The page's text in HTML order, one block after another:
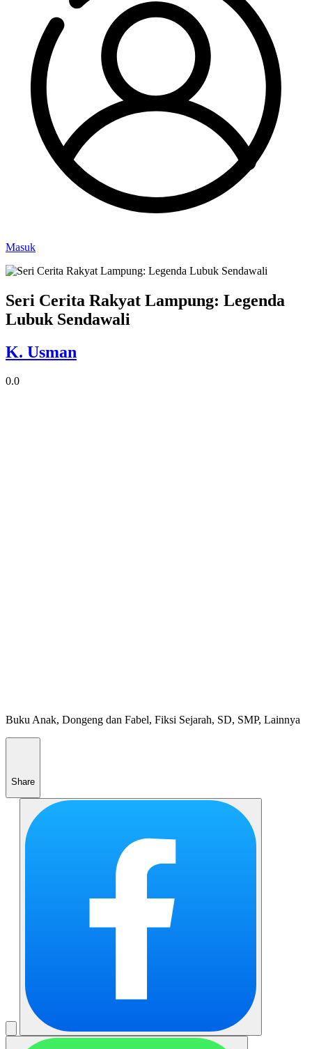
Masuk
Seri Cerita Rakyat Lampung: Legenda
Lubuk Sendawali
K. Usman
0.0
Buku Anak, Dongeng dan Fabel, Fiksi Sejarah, SD, SMP, Lainnya
Share